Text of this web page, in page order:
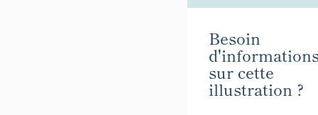
Besoin
sur cette
illustration ?